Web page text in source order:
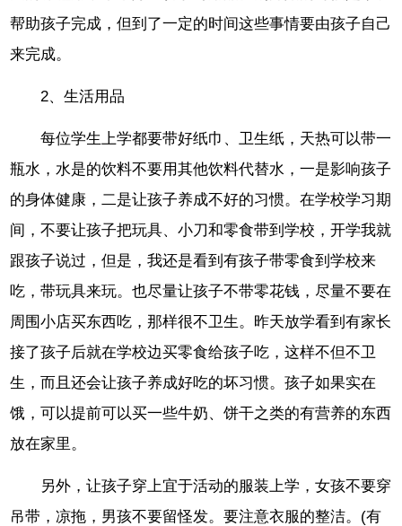
帮助孩子完成，但到了一定的时间这些事情要由孩子自己
来完成。
2、生活用品
每位学生上学都要带好纸巾、卫生纸，天热可以带一
瓶水，水是的饮料不要用其他饮料代替水，一是影响孩子
的身体健康，二是让孩子养成不好的习惯。在学校学习期
间，不要让孩子把玩具、小刀和零食带到学校，开学我就
跟孩子说过，但是，我还是看到有孩子带零食到学校来
吃，带玩具来玩。也尽量让孩子不带零花钱，尽量不要在
周围小店买东西吃，那样很不卫生。昨天放学看到有家长
接了孩子后就在学校边买零食给孩子吃，这样不但不卫
生，而且还会让孩子养成好吃的坏习惯。孩子如果实在
饿，可以提前可以买一些牛奶、饼干之类的有营养的东西
放在家里。
另外，让孩子穿上宜于活动的服装上学，女孩不要穿
吊带，凉拖，男孩不要留怪发。要注意衣服的整洁。(有